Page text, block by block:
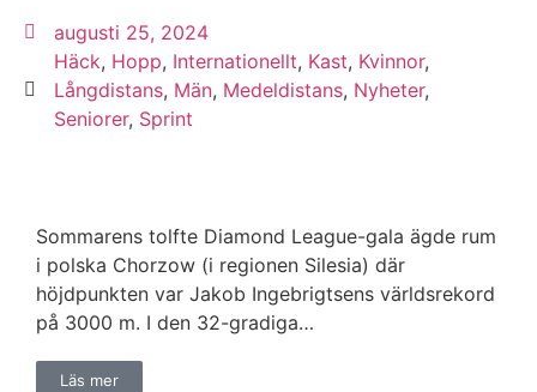
augusti 25, 2024
Häck, Hopp, Internationellt, Kast, Kvinnor,
Långdistans, Män, Medeldistans, Nyheter,
Seniorer, Sprint
Sommarens tolfte Diamond League-gala ägde rum
i polska Chorzow (i regionen Silesia) där
höjdpunkten var Jakob Ingebrigtsens världsrekord
på 3000 m. I den 32-gradiga…
Läs mer